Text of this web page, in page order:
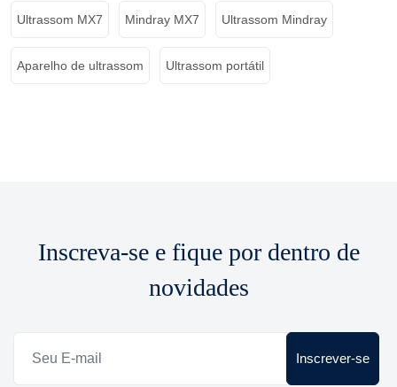
Ultrassom MX7 Mindray MX7 Ultrassom Mindray
Aparelho de ultrassom Ultrassom portátil
Inscreva-se e fique por dentro de
novidades
Inscrever-se